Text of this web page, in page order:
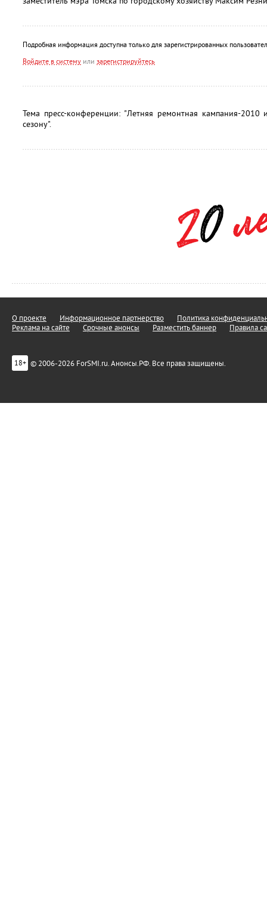
Подробная информация доступна только для зарегистрированных
Войдите в систему или зарегистрируйтесь
Тема пресс-конференции: "Летняя ремонтная кампания-2010
сезону".
О проекте Информационное партнерство
Политика
Реклама на сайте
Срочные анонсы Разместить баннер Правила
18+ © 2006-2026 ForSMI.ru. Анонсы.РФ. Все права защищены.